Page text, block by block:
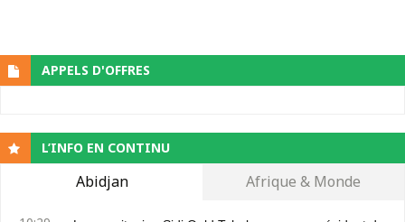
APPELS D'OFFRES
L’INFO EN CONTINU
Abidjan Afrique & Monde